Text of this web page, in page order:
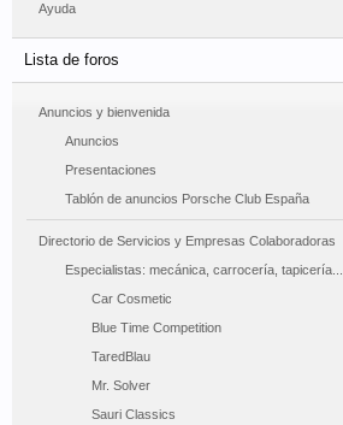
Ayuda
Lista de foros
Anuncios y bienvenida
Anuncios
Presentaciones
Tablón de anuncios Porsche Club España
Directorio de Servicios y Empresas Colaboradoras
Especialistas: mecánica, carrocería, tapicería...
Car Cosmetic
Blue Time Competition
TaredBlau
Mr. Solver
Sauri Classics